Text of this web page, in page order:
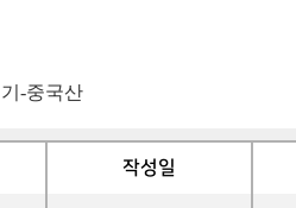
-중국산
작성일